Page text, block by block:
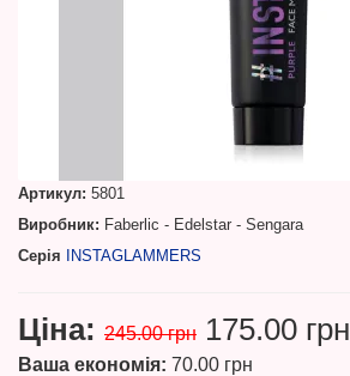
Артикул: 5801
Виробник: Faberlic - Edelstar - Sengara
Серія INSTAGLAMMERS
Ціна: 245.00 грн 175.00 грн
Ваша економія: 70.00 грн